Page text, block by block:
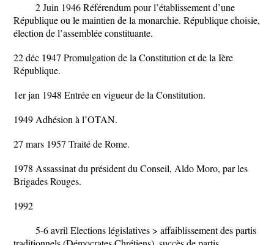
2 Juin 1946 Référendum pour l’établissement d’une
République ou le maintien de la monarchie. République choisie,
élection de l’assemblée constituante.
22 déc 1947 Promulgation de la Constitution et de la Ière
République.
1er jan 1948 Entrée en vigueur de la Constitution.
1949 Adhésion à l’OTAN.
27 mars 1957 Traité de Rome.
1978 Assassinat du président du Conseil, Aldo Moro, par les
Brigades Rouges.
1992
5-6 avril Elections législatives > affaiblissement des partis